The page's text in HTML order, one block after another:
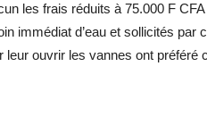
les frais réduits à 75.000 F
immédiat d’eau et sollicités par
ouvrir les vannes ont préféré